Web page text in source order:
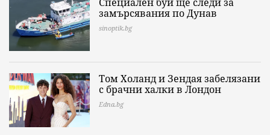
замърсявания по Дунав
sinoptik.bg
Том Холанд и Зендая забелязани
с брачни халки в Лондон
Edna.bg